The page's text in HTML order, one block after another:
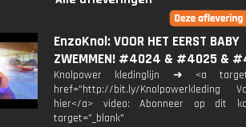
EnzoKnol: VOOR HET EERST BABY
ZWEMMEN! #4024 & #4025 &
Knolpower kledinglijn ➜ <a
href="http://bit.ly/Knolpowerkleding
hier</a> video: Abonneer op dit
target="_blank"